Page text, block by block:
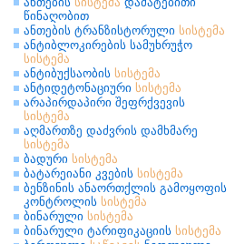
წინაღობით
ანთების ტრანზისტორული სისტემა
ანტიბლოკირების სამუხრუჭო
სისტემა
ანტიბუქსაობის სისტემა
ანტიდეტონაციური სისტემა
არაპირდაპირი შეფრქვევის
სისტემა
აღმართზე დაძვრის დამხმარე
სისტემა
ბადური სისტემა
ბატარეიანი კვების სისტემა
ბენზინის ანაორთქლის გამოყოფის
კონტროლის სისტემა
ბინარული სისტემა
ბინარული ტარიფიკაციის სისტემა